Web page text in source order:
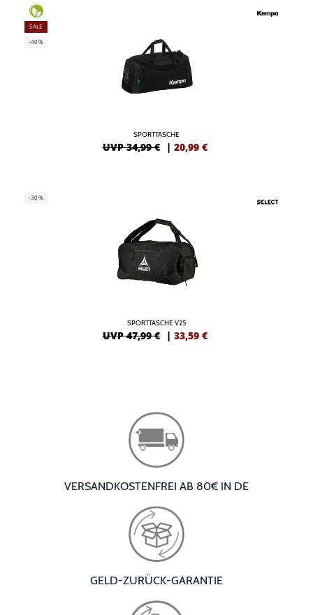
SALE
-40%
SPORTTASCHE
UVP 34,99 € | 20,99 €
-30%
SPORTTASCHE V25
UVP 47,99 € | 33,59 €
VERSANDKOSTENFREI AB 80€ IN DE
GELD-ZURÜCK-GARANTIE